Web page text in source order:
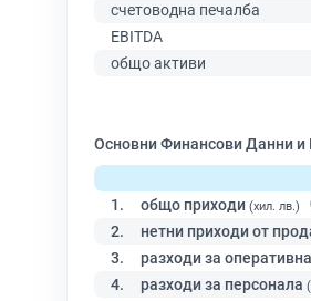
счетоводна печалба
EBITDA
общо активи
Основни Финансови Данни
1.
общо приходи (хил. лв.)
2. нетни приходи от
3. разходи за
4. разходи за персонала